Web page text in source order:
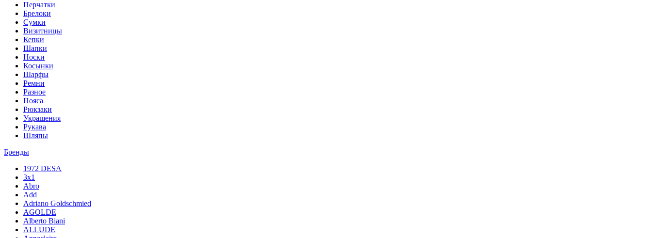
Перчатки
Брелоки
Сумки
Визитницы
Кепки
Шапки
Носки
Косынки
Шарфы
Ремни
Разное
Пояса
Рюкзаки
Украшения
Рукава
Шляпы
Бренды
1972 DESA
3x1
Abro
Add
Adriano Goldschmied
AGOLDE
Alberto Biani
ALLUDE